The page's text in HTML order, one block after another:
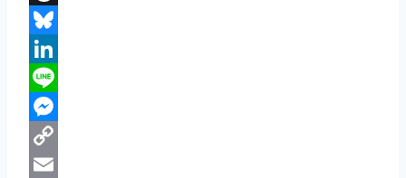
Threads
Bluesky
LinkedIn
Line
Messenger
Copy